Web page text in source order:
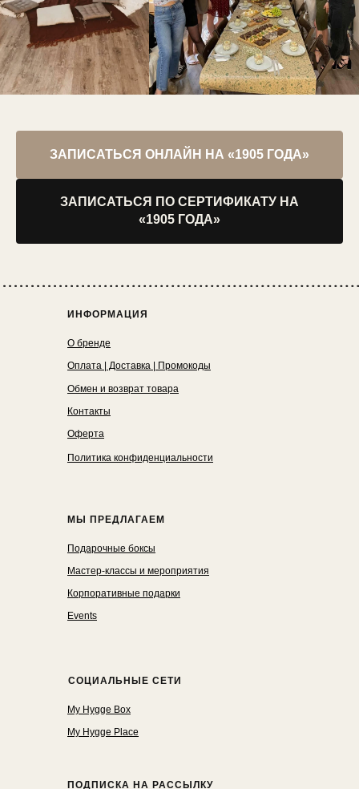
ЗАПИСАТЬСЯ ОНЛАЙН НА «1905 ГОДА»
ЗАПИСАТЬСЯ ПО СЕРТИФИКАТУ НА
«1905 ГОДА»
ИНФОРМАЦИЯ
МЫ ПРЕДЛАГАЕМ
СОЦИАЛЬНЫЕ СЕТИ
ПОДПИСКА НА РАССЫЛКУ
О бренде
Оплата | Доставка | Промокоды
Обмен и возврат товара
Контакты
Оферта
Политика конфиденциальности
Подарочные боксы
Мастер-классы и мероприятия
Корпоративные подарки
Events
My Hygge Box
My Hygge Place